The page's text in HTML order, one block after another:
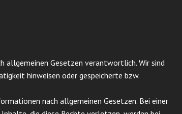
allgemeinen Gesetzen verantwortlich. Wir sind
hinweisen oder gespeicherte bzw.
nach allgemeinen Gesetzen. Bei einer